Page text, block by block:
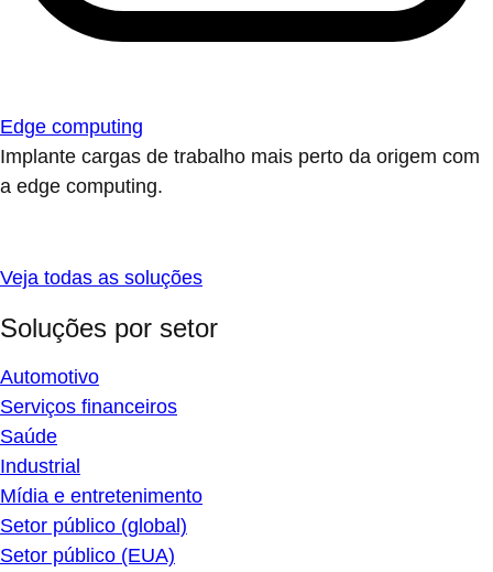
Edge computing
Implante cargas de trabalho mais perto da origem com
a edge computing.
Veja todas as soluções
Soluções por setor
Automotivo
Serviços financeiros
Saúde
Industrial
Mídia e entretenimento
Setor público (global)
Setor público (EUA)